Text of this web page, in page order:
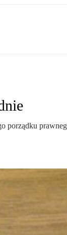
porządku